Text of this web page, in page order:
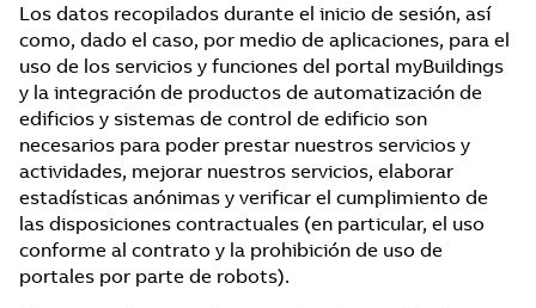
Los datos recopilados durante el inicio de sesión, así
como, dado el caso, por medio de aplicaciones, para el
uso de los servicios y funciones del portal myBuildings
y la integración de productos de automatización de
edificios y sistemas de control de edificio son
necesarios para poder prestar nuestros servicios y
actividades, mejorar nuestros servicios, elaborar
estadísticas anónimas y verificar el cumplimiento de
las disposiciones contractuales (en particular, el uso
conforme al contrato y la prohibición de uso de
portales por parte de robots).